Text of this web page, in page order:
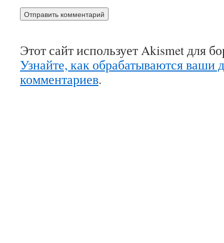
Этот сайт использует Akismet для
Узнайте, как обрабатываются ваши
комментариев.